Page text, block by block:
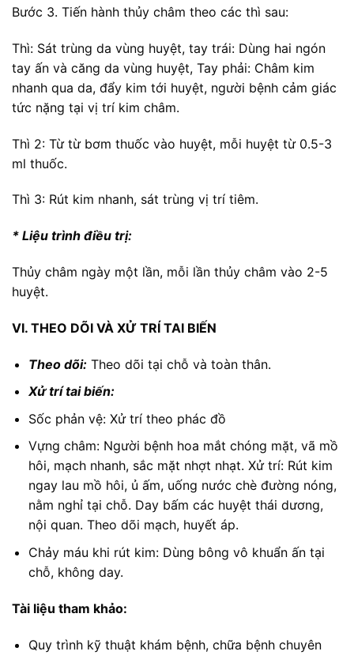
Bước 3. Tiến hành thủy châm theo các thì sau:
Thì: Sát trùng da vùng huyệt, tay trái: Dùng hai ngón
tay ấn và căng da vùng huyệt, Tay phải: Châm kim
nhanh qua da, đẩy kim tới huyệt, người bệnh cảm giác
tức nặng tại vị trí kim châm.
Thì 2: Từ từ bơm thuốc vào huyệt, mỗi huyệt từ 0.5-3
ml thuốc.
Thì 3: Rút kim nhanh, sát trùng vị trí tiêm.
* Liệu trình điều trị:
Thủy châm ngày một lần, mỗi lần thủy châm vào 2-5
huyệt.
VI. THEO DÕI VÀ XỬ TRÍ TAI BIẾN
Theo dõi:Theo dõi tại chỗ và toàn thân.
Xử trí tai biến:
Sốc phản vệ: Xử trí theo phác đồ
Vựng châm: Người bệnh hoa mắt chóng mặt, vã mồ
hôi, mạch nhanh, sắc mặt nhợt nhạt. Xử trí: Rút kim
ngay lau mồ hôi, ủ ấm, uống nước chè đường nóng,
nằm nghỉ tại chỗ. Day bấm các huyệt thái dương,
nội quan. Theo dõi mạch, huyết áp.
Chảy máu khi rút kim: Dùng bông vô khuẩn ấn tại
chỗ, không day.
Tài liệu tham khảo:
Quy trình kỹ thuật khám bệnh, chữa bệnh chuyên